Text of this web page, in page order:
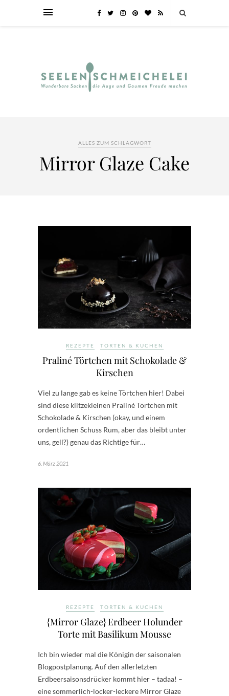
ALLES ZUM SCHLAGWORT
Mirror Glaze Cake
REZEPTE TORTEN & KUCHEN
Praliné Törtchen mit Schokolade &
Kirschen
Viel zu lange gab es keine Törtchen hier! Dabei
sind diese klitzekleinen Praliné Törtchen mit
Schokolade & Kirschen (okay, und einem
ordentlichen Schuss Rum, aber das bleibt unter
uns, gell?) genau das Richtige für…
6. März 2021
REZEPTE TORTEN & KUCHEN
{Mirror Glaze} Erdbeer Holunder
Torte mit Basilikum Mousse
Ich bin wieder mal die Königin der saisonalen
Blogpostplanung. Auf den allerletzten
Erdbeersaisonsdrücker kommt hier – tadaa! –
eine sommerlich-locker-leckere Mirror Glaze